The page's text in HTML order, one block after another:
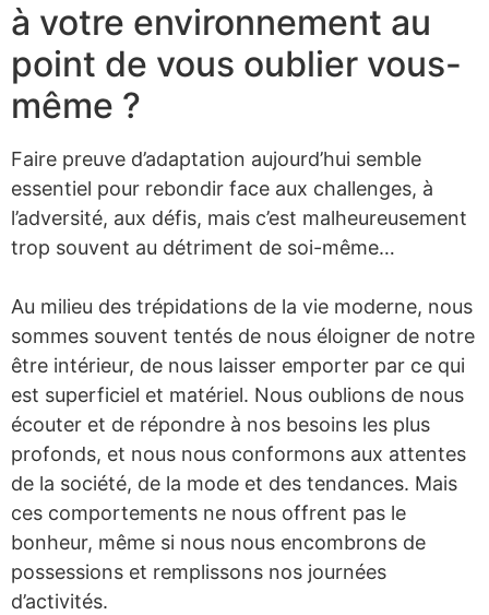
à votre environnement au
point de vous oublier vous-
même ?
Faire preuve d’adaptation aujourd’hui semble
essentiel pour rebondir face aux challenges, à
l’adversité, aux défis, mais c’est malheureusement
trop souvent au détriment de soi-même…
Au milieu des trépidations de la vie moderne, nous
sommes souvent tentés de nous éloigner de notre
être intérieur, de nous laisser emporter par ce qui
est superficiel et matériel. Nous oublions de nous
écouter et de répondre à nos besoins les plus
profonds, et nous nous conformons aux attentes
de la société, de la mode et des tendances. Mais
ces comportements ne nous offrent pas le
bonheur, même si nous nous encombrons de
possessions et remplissons nos journées
d’activités.